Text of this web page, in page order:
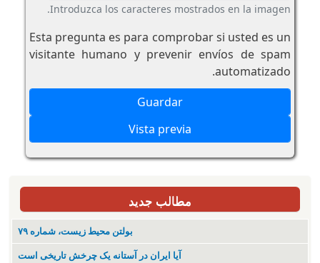
Introduzca los caracteres mostrados en la imagen.
Esta pregunta es para comprobar si usted es un
visitante humano y prevenir envíos de spam
automatizado.
مطالب جدید
بولتن محیط زیست، شماره ۷۹
آیا ایران در آستانه یک چرخش تاریخی است